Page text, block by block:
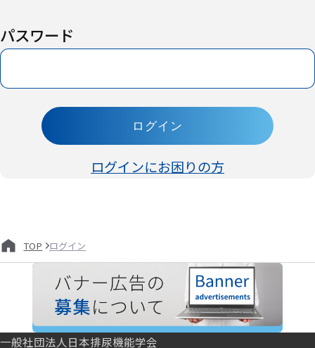
パスワード
ログイン
ログインにお困りの方
TOP ログイン
一般社団法人日本排尿機能学会